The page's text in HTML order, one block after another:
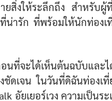
สิ่งให้ระลึกถึง สำหรับผู้
ารัก ที่พร้อมให้นักท่องเ
นที่จะได้เห็นต้นฉบับและ
ดเจน ในวันที่ดิฉันท่องเ
ยเยอร์เวง ความเป็นร